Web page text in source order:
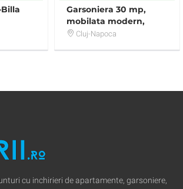
Garsoniera 30 mp,
mobilata modern,
prima inchiriere, zona
Cluj-Napoca
cu inchirieri de apartamente, garsoniere,